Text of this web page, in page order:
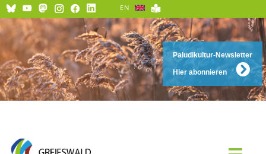
Paludikultur-Newsletter
Hier abonnieren
EN